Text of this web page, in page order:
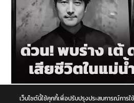
7 สิงหาคม 2569
เว็บไซต์นี้ใช้คุกกี้เพื่อปรับปรุงประสบการณ์การใ